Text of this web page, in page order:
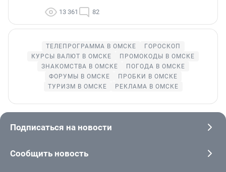
13 361 82
ТЕЛЕПРОГРАММА В ОМСКЕ
ГОРОСКОП
КУРСЫ ВАЛЮТ В ОМСКЕ
ПРОМОКОДЫ В ОМСКЕ
ЗНАКОМСТВА В ОМСКЕ
ПОГОДА В ОМСКЕ
ФОРУМЫ В ОМСКЕ
ПРОБКИ В ОМСКЕ
ТУРИЗМ В ОМСКЕ
РЕКЛАМА В ОМСКЕ
Подписаться на новости
Сообщить новость